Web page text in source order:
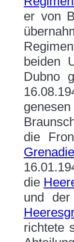
er von
beiden
Dubno
die
die
und
richtete